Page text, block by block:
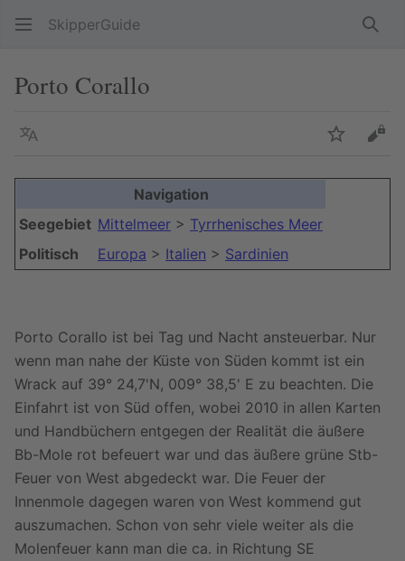
SkipperGuide
Porto Corallo
Sprache
Navigation
Seegebiet Mittelmeer > Tyrrhenisches Meer
Politisch
Europa > Italien > Sardinien
Porto Corallo ist bei Tag und Nacht ansteuerbar. Nur
wenn man nahe der Küste von Süden kommt ist ein
Wrack auf 39° 24,7'N, 009° 38,5' E zu beachten. Die
Einfahrt ist von Süd offen, wobei 2010 in allen Karten
und Handbüchern entgegen der Realität die äußere
Bb-Mole rot befeuert war und das äußere grüne Stb-
Feuer von West abgedeckt war. Die Feuer der
Innenmole dagegen waren von West kommend gut
auszumachen. Schon von sehr viele weiter als die
Molenfeuer kann man die ca. in Richtung SE